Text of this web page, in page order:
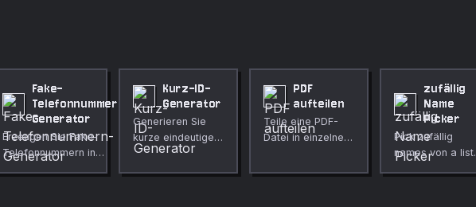
Fake-
Telefonnummern-
Generator
Erzeugen Sie Fake-
Telefonnummern in
Kurz-ID-
Generator
Generieren Sie
kurze eindeutige
IDs für URLs,
Referenzen und
PDF
aufteilen
Teile eine PDF-
Datei in einzelne
Seitenbereiche
zufällig
Name
Picker
Pick zufällig
names von a list.